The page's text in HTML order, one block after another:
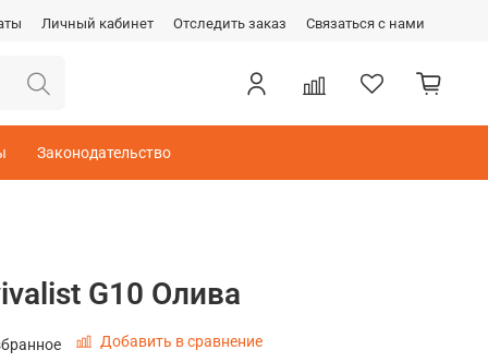
Личный кабинет Отследить заказ Связаться с нами
Законодательство
G10 Олива
Добавить в сравнение